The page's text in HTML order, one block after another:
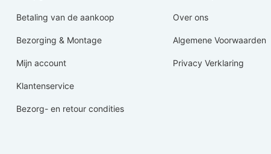
Betaling van de aankoop
Bezorging & Montage
Mijn account
Klantenservice
Bezorg- en retour condities
Over ons
Algemene Voorwaarden
Privacy Verklaring